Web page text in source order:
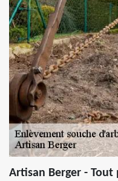
Artisan Berger - Tout